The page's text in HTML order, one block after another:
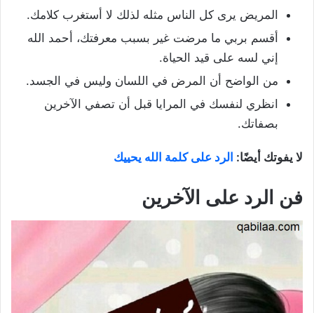
المريض يرى كل الناس مثله لذلك لا أستغرب كلامك.
أقسم بربي ما مرضت غير بسبب معرفتك، أحمد الله
إني لسه على قيد الحياة.
من الواضح أن المرض في اللسان وليس في الجسد.
انظري لنفسك في المرايا قبل أن تصفي الآخرين
بصفاتك.
لا يفوتك أيضًا: الرد على كلمة الله يحييك
فن الرد على الآخرين